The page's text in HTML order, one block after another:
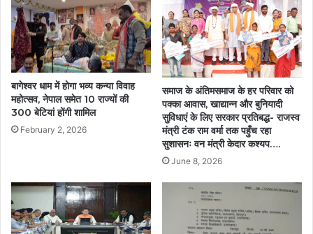
बागेश्वर धाम में होगा भव्य कन्या विवाह
महोत्सव, नेपाल समेत 10 राज्यों की
300 बेटियां होंगी शामिल
February 2, 2026
समाज के अंतिमसमाज के हर परिवार को
पक्का आवास, खाद्यान्न और बुनियादी
सुविधाएं के लिए सरकार प्रतिबद्ध- राजस्व
मंत्री टंक राम वर्मा तक पहुँच रहा
सुशासनः वन मंत्री केदार कश्यप….
June 8, 2026